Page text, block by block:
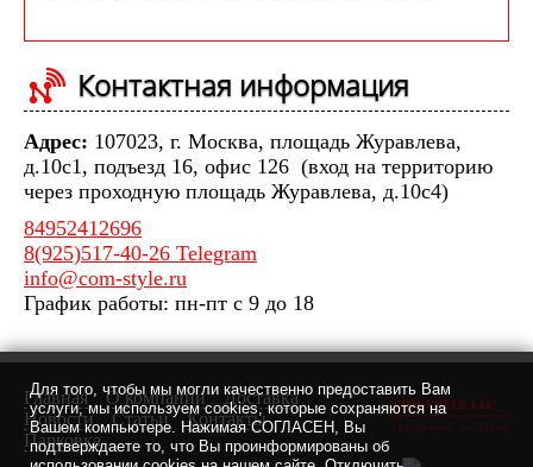
Для того, чтобы мы могли качественно предоставить Вам
услуги, мы используем cookies, которые сохраняются на
Вашем компьютере. Нажимая СОГЛАСЕН, Вы
подтверждаете то, что Вы проинформированы об
Контактная информация
Адрес: 107023, г. Москва, площадь Журавлева,
д.10с1, подъезд 16, офис 126 (вход на территорию
через проходную площадь Журавлева, д.10с4)
84952412696
8(925)517-40-26 Telegram
info@com-style.ru
График работы: пн-пт с 9 до 18
Главная О компании
Доставка
Новости
Статьи
Контакты
Парковка